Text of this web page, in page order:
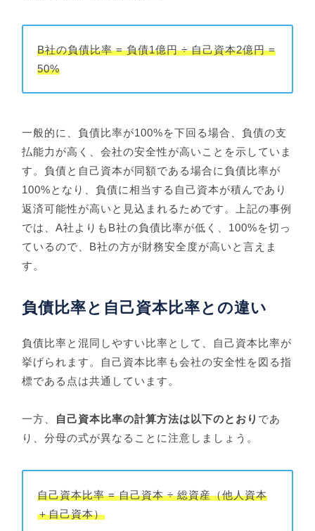
B社の負債比率 = 負債1億円 ÷ 自己資本2億円 =
50%
一般的に、負債比率が100%を下回る場合、負債の支
払能力が高く、会社の安全性が高いことを示していま
す。負債と自己資本が同額である場合に負債比率が
100%となり、負債に相当する自己資本が積んであり
返済可能性が高いと見込まれるためです。上記の事例
では、A社よりもB社の負債比率が低く、100%を切っ
ているので、B社の方が財務安全度が高いと言えま
す。
負債比率と自己資本比率との違い
負債比率と混同しやすい比率として、自己資本比率が
挙げられます。自己資本比率も会社の安全性を図る指
標である点は共通しています。
一方、 自己資本比率の計算方法は以下のとおり であ
り、分母の式が異なることに注意しましょう。
自己資本比率 = 自己資本 ÷ 総資産（他人資本
＋自己資本）